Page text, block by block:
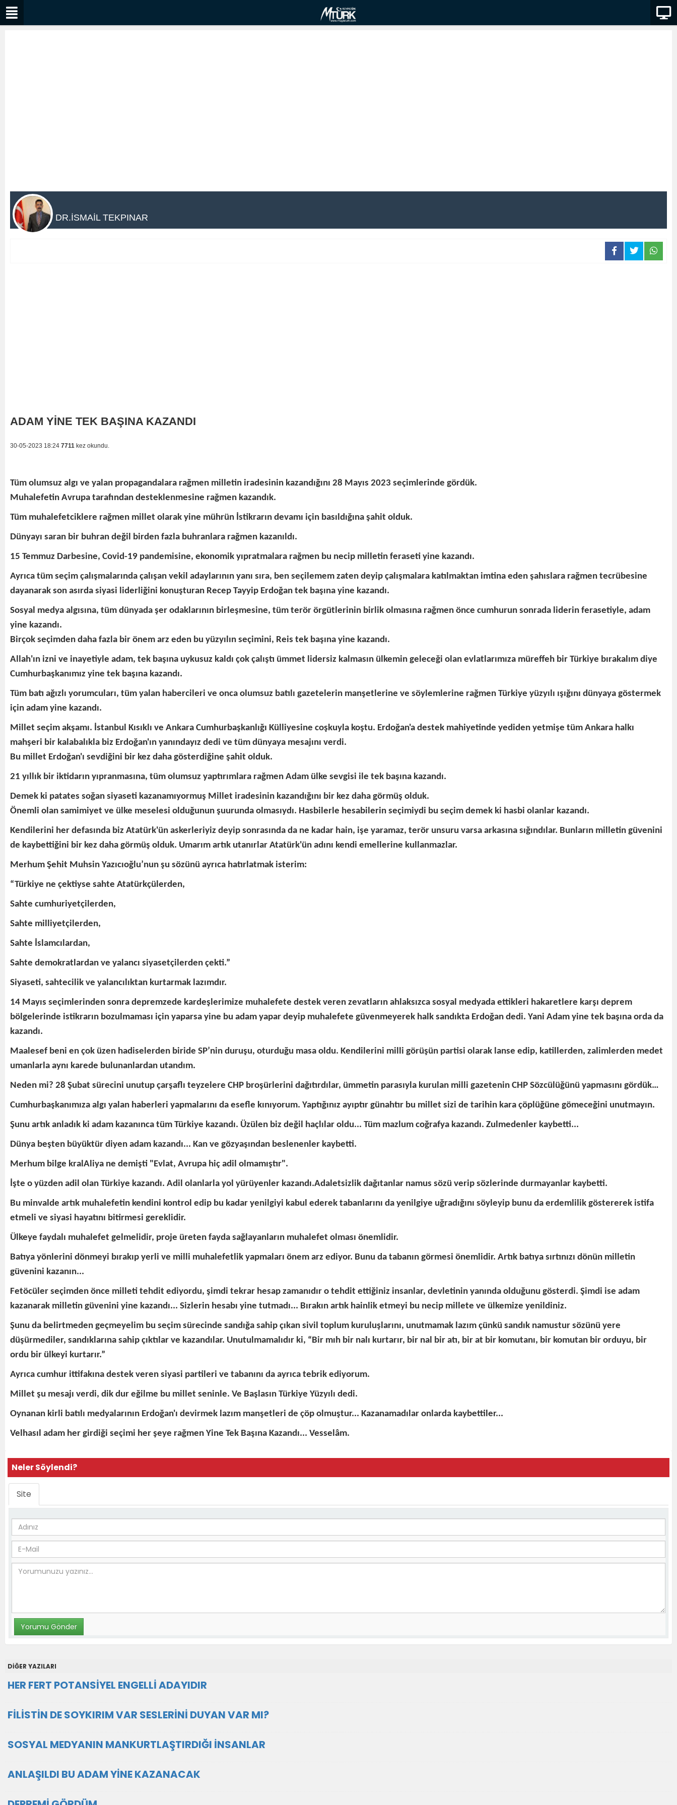
DR.İSMAİL TEKPINAR
ADAM YİNE TEK BAŞINA KAZANDI
30-05-2023 18:24 7711 kez okundu.
Tüm olumsuz algı ve yalan propagandalara rağmen milletin iradesinin kazandığını 28 Mayıs 2023 seçimlerinde gördük.
Muhalefetin Avrupa tarafından desteklenmesine rağmen kazandık.
Tüm muhalefetciklere rağmen millet olarak yine mührün İstikrarın devamı için basıldığına şahit olduk.
Dünyayı saran bir buhran değil birden fazla buhranlara rağmen kazanıldı.
15 Temmuz Darbesine, Covid-19 pandemisine, ekonomik yıpratmalara rağmen bu necip milletin feraseti yine kazandı.
Ayrıca tüm seçim çalışmalarında çalışan vekil adaylarının yanı sıra, ben seçilemem zaten deyip çalışmalara katılmaktan imtina eden şahıslara rağmen tecrübesine
dayanarak son asırda siyasi liderliğini konuşturan Recep Tayyip Erdoğan tek başına yine kazandı.
Sosyal medya algısına, tüm dünyada şer odaklarının birleşmesine, tüm terör örgütlerinin birlik olmasına rağmen önce cumhurun sonrada liderin ferasetiyle, adam
yine kazandı.
Birçok seçimden daha fazla bir önem arz eden bu yüzyılın seçimini, Reis tek başına yine kazandı.
Allah'ın izni ve inayetiyle adam, tek başına uykusuz kaldı çok çalıştı ümmet lidersiz kalmasın ülkemin geleceği olan evlatlarımıza müreffeh bir Türkiye bırakalım diye
Cumhurbaşkanımız yine tek başına kazandı.
Tüm batı ağızlı yorumcuları, tüm yalan habercileri ve onca olumsuz batılı gazetelerin manşetlerine ve söylemlerine rağmen Türkiye yüzyılı ışığını dünyaya göstermek
için adam yine kazandı.
Millet seçim akşamı. İstanbul Kısıklı ve Ankara Cumhurbaşkanlığı Külliyesine coşkuyla koştu. Erdoğan'a destek mahiyetinde yediden yetmişe tüm Ankara halkı
mahşeri bir kalabalıkla biz Erdoğan'ın yanındayız dedi ve tüm dünyaya mesajını verdi.
Bu millet Erdoğan'ı sevdiğini bir kez daha gösterdiğine şahit olduk.
21 yıllık bir iktidarın yıpranmasına, tüm olumsuz yaptırımlara rağmen Adam ülke sevgisi ile tek başına kazandı.
Demek ki patates soğan siyaseti kazanamıyormuş Millet iradesinin kazandığını bir kez daha görmüş olduk.
Önemli olan samimiyet ve ülke meselesi olduğunun şuurunda olmasıydı. Hasbilerle hesabilerin seçimiydi bu seçim demek ki hasbi olanlar kazandı.
Kendilerini her defasında biz Atatürk'ün askerleriyiz deyip sonrasında da ne kadar hain, işe yaramaz, terör unsuru varsa arkasına sığındılar. Bunların milletin güvenini
de kaybettiğini bir kez daha görmüş olduk. Umarım artık utanırlar Atatürk'ün adını kendi emellerine kullanmazlar.
Merhum Şehit Muhsin Yazıcıoğlu’nun şu sözünü ayrıca hatırlatmak isterim:
“Türkiye ne çektiyse sahte Atatürkçülerden,
Sahte cumhuriyetçilerden,
Sahte milliyetçilerden,
Sahte İslamcılardan,
Sahte demokratlardan ve yalancı siyasetçilerden çekti.”
Siyaseti, sahtecilik ve yalancılıktan kurtarmak lazımdır.
14 Mayıs seçimlerinden sonra depremzede kardeşlerimize muhalefete destek veren zevatların ahlaksızca sosyal medyada ettikleri hakaretlere karşı deprem
bölgelerinde istikrarın bozulmaması için yaparsa yine bu adam yapar deyip muhalefete güvenmeyerek halk sandıkta Erdoğan dedi. Yani Adam yine tek başına orda da
kazandı.
Maalesef beni en çok üzen hadiselerden biride SP’nin duruşu, oturduğu masa oldu. Kendilerini milli görüşün partisi olarak lanse edip, katillerden, zalimlerden medet
umanlarla aynı karede bulunanlardan utandım.
Neden mi? 28 Şubat sürecini unutup çarşaflı teyzelere CHP broşürlerini dağıtırdılar, ümmetin parasıyla kurulan milli gazetenin CHP Sözcülüğünü yapmasını gördük…
Cumhurbaşkanımıza algı yalan haberleri yapmalarını da esefle kınıyorum. Yaptığınız ayıptır günahtır bu millet sizi de tarihin kara çöplüğüne gömeceğini unutmayın.
Şunu artık anladık ki adam kazanınca tüm Türkiye kazandı. Üzülen biz değil haçlılar oldu... Tüm mazlum coğrafya kazandı. Zulmedenler kaybetti...
Dünya beşten büyüktür diyen adam kazandı... Kan ve gözyaşından beslenenler kaybetti.
Merhum bilge kralAliya ne demişti "Evlat, Avrupa hiç adil olmamıştır".
İşte o yüzden adil olan Türkiye kazandı. Adil olanlarla yol yürüyenler kazandı.Adaletsizlik dağıtanlar namus sözü verip sözlerinde durmayanlar kaybetti.
Bu minvalde artık muhalefetin kendini kontrol edip bu kadar yenilgiyi kabul ederek tabanlarını da yenilgiye uğradığını söyleyip bunu da erdemlilik göstererek istifa
etmeli ve siyasi hayatını bitirmesi gereklidir.
Ülkeye faydalı muhalefet gelmelidir, proje üreten fayda sağlayanların muhalefet olması önemlidir.
Batıya yönlerini dönmeyi bırakıp yerli ve milli muhalefetlik yapmaları önem arz ediyor. Bunu da tabanın görmesi önemlidir. Artık batıya sırtınızı dönün milletin
güvenini kazanın...
Fetöcüler seçimden önce milleti tehdit ediyordu, şimdi tekrar hesap zamanıdır o tehdit ettiğiniz insanlar, devletinin yanında olduğunu gösterdi. Şimdi ise adam
kazanarak milletin güvenini yine kazandı... Sizlerin hesabı yine tutmadı... Bırakın artık hainlik etmeyi bu necip millete ve ülkemize yenildiniz.
Şunu da belirtmeden geçmeyelim bu seçim sürecinde sandığa sahip çıkan sivil toplum kuruluşlarını, unutmamak lazım çünkü sandık namustur sözünü yere
düşürmediler, sandıklarına sahip çıktılar ve kazandılar. Unutulmamalıdır ki, “Bir mıh bir nalı kurtarır, bir nal bir atı, bir at bir komutanı, bir komutan bir orduyu, bir
ordu bir ülkeyi kurtarır.”
Ayrıca cumhur ittifakına destek veren siyasi partileri ve tabanını da ayrıca tebrik ediyorum.
Millet şu mesajı verdi, dik dur eğilme bu millet seninle. Ve Başlasın Türkiye Yüzyılı dedi.
Oynanan kirli batılı medyalarının Erdoğan'ı devirmek lazım manşetleri de çöp olmuştur... Kazanamadılar onlarda kaybettiler...
Velhasıl adam her girdiği seçimi her şeye rağmen Yine Tek Başına Kazandı... Vesselâm.
Neler Söylendi?
Site
DİĞER YAZILARI
HER FERT POTANSİYEL ENGELLİ ADAYIDIR
FİLİSTİN DE SOYKIRIM VAR SESLERİNİ DUYAN VAR MI?
SOSYAL MEDYANIN MANKURTLAŞTIRDIĞI İNSANLAR
ANLAŞILDI BU ADAM YİNE KAZANACAK